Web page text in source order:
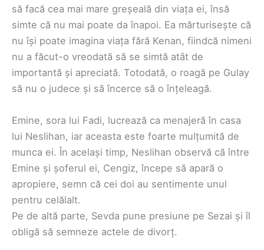
să facă cea mai mare greșeală din viața ei, însă
simte că nu mai poate da înapoi. Ea mărturisește că
nu își poate imagina viața fără Kenan, fiindcă nimeni
nu a făcut-o vreodată să se simtă atât de
importantă și apreciată. Totodată, o roagă pe Gulay
să nu o judece și să încerce să o înțeleagă.
Emine, sora lui Fadi, lucrează ca menajeră în casa
lui Neslihan, iar aceasta este foarte mulțumită de
munca ei. În același timp, Neslihan observă că între
Emine și șoferul ei, Cengiz, începe să apară o
apropiere, semn că cei doi au sentimente unul
pentru celălalt.
Pe de altă parte, Sevda pune presiune pe Sezai și îl
obligă să semneze actele de divorț.